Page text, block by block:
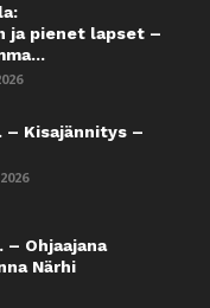
ja pienet lapset –
Kisajännitys –
– Ohjaajana
Närhi